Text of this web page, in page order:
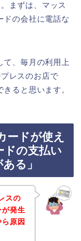
まずは、マッス
ドの会社に電話な
て、毎月の利用上
レスのお店で
ると思います。
ードが使え
ドの支払い
る」
スの
発生
原因